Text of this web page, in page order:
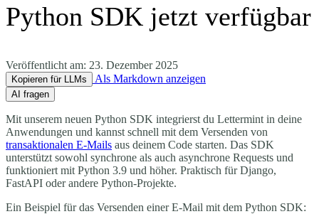
Python SDK jetzt verfügbar
Veröffentlicht am: 23. Dezember 2025
Kopieren für LLMs Als Markdown anzeigen
AI fragen
Mit unserem neuen Python SDK integrierst du Lettermint in deine
Anwendungen und kannst schnell mit dem Versenden von
transaktionalen E-Mails aus deinem Code starten. Das SDK
unterstützt sowohl synchrone als auch asynchrone Requests und
funktioniert mit Python 3.9 und höher. Praktisch für Django,
FastAPI oder andere Python-Projekte.
Ein Beispiel für das Versenden einer E-Mail mit dem Python SDK: